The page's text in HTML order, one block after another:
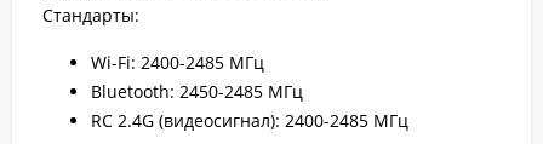
Стандарты:
Wi-Fi: 2400-2485 МГц
Bluetooth: 2450-2485 МГц
RC 2.4G (видеосигнал): 2400-2485 МГц